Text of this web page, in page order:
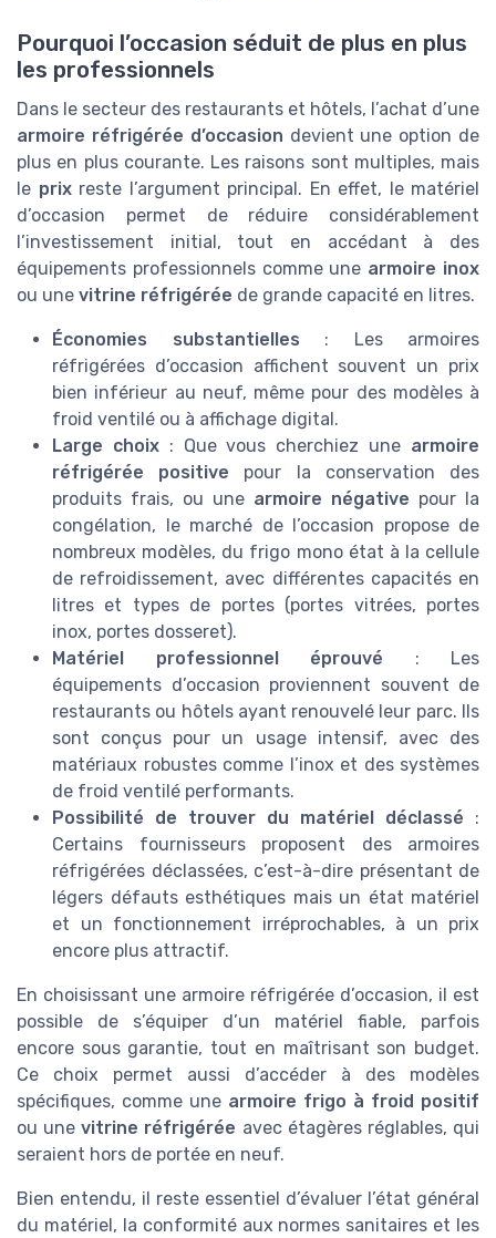
Pourquoi l’occasion séduit de plus en plus
les professionnels
Dans le secteur des restaurants et hôtels, l’achat d’une
armoire réfrigérée d’occasion devient une option de
plus en plus courante. Les raisons sont multiples, mais
le prixreste l’argument principal. En effet, le matériel
d’occasion permet de réduire considérablement
l’investissement initial, tout en accédant à des
équipements professionnels comme une armoire inox
ou une vitrine réfrigérée de grande capacité en litres.
Économies substantielles : Les armoires
réfrigérées d’occasion affichent souvent un prix
bien inférieur au neuf, même pour des modèles à
froid ventilé ou à affichage digital.
Large choix: Que vous cherchiez une armoire
réfrigérée positive pour la conservation des
produits frais, ou une armoire négative pour la
congélation, le marché de l’occasion propose de
nombreux modèles, du frigo mono état à la cellule
de refroidissement, avec différentes capacités en
litres et types de portes (portes vitrées, portes
inox, portes dosseret).
Matériel professionnel éprouvé : Les
équipements d’occasion proviennent souvent de
restaurants ou hôtels ayant renouvelé leur parc. Ils
sont conçus pour un usage intensif, avec des
matériaux robustes comme l’inox et des systèmes
de froid ventilé performants.
Possibilité de trouver du matériel déclassé :
Certains fournisseurs proposent des armoires
réfrigérées déclassées, c’est-à-dire présentant de
légers défauts esthétiques mais un état matériel
et un fonctionnement irréprochables, à un prix
encore plus attractif.
En choisissant une armoire réfrigérée d’occasion, il est
possible de s’équiper d’un matériel fiable, parfois
encore sous garantie, tout en maîtrisant son budget.
Ce choix permet aussi d’accéder à des modèles
spécifiques, comme une armoire frigo à froid positif
ou unevitrine réfrigérée avec étagères réglables, qui
seraient hors de portée en neuf.
Bien entendu, il reste essentiel d’évaluer l’état général
du matériel, la conformité aux normes sanitaires et les